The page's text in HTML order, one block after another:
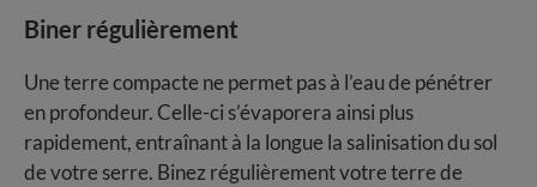
Biner régulièrement
Une terre compacte ne permet pas à l’eau de pénétrer
en profondeur. Celle-ci s’évaporera ainsi plus
rapidement, entraînant à la longue la salinisation du sol
de votre serre. Binez régulièrement votre terre de